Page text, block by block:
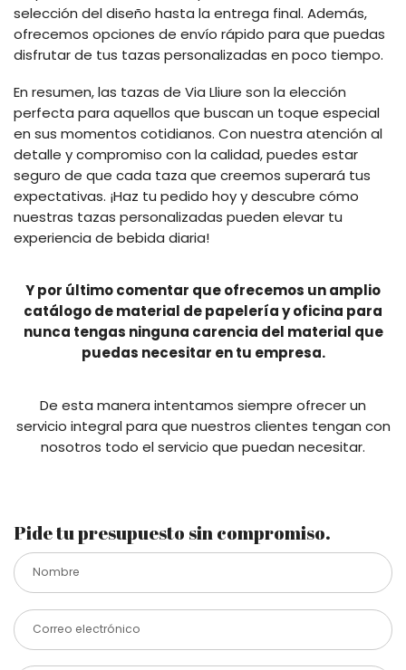
selección del diseño hasta la entrega final. Además,
ofrecemos opciones de envío rápido para que puedas
disfrutar de tus tazas personalizadas en poco tiempo.
En resumen, las tazas de Via Lliure son la elección
perfecta para aquellos que buscan un toque especial
en sus momentos cotidianos. Con nuestra atención al
detalle y compromiso con la calidad, puedes estar
seguro de que cada taza que creemos superará tus
expectativas. ¡Haz tu pedido hoy y descubre cómo
nuestras tazas personalizadas pueden elevar tu
experiencia de bebida diaria!
Y por último comentar que ofrecemos un amplio
catálogo de material de papelería y oficina para
nunca tengas ninguna carencia del material que
puedas necesitar en tu empresa.
De esta manera intentamos siempre ofrecer un
servicio integral para que nuestros clientes tengan con
nosotros todo el servicio que puedan necesitar.
Pide tu presupuesto sin compromiso.